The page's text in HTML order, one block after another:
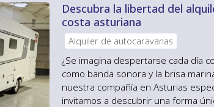
Descubra la libertad del
costa asturiana
Alquiler de autocaravanas
¿Se imagina despertarse cada día
como banda sonora y la brisa
nuestra compañía en Asturias
invitamos a descubrir una forma